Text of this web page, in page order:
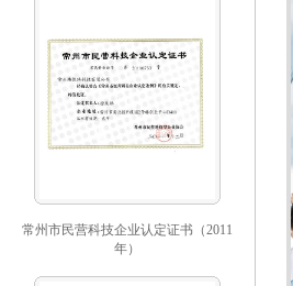
常州市民营科技企业认定证书（2011
年）